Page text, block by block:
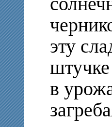
эту
в